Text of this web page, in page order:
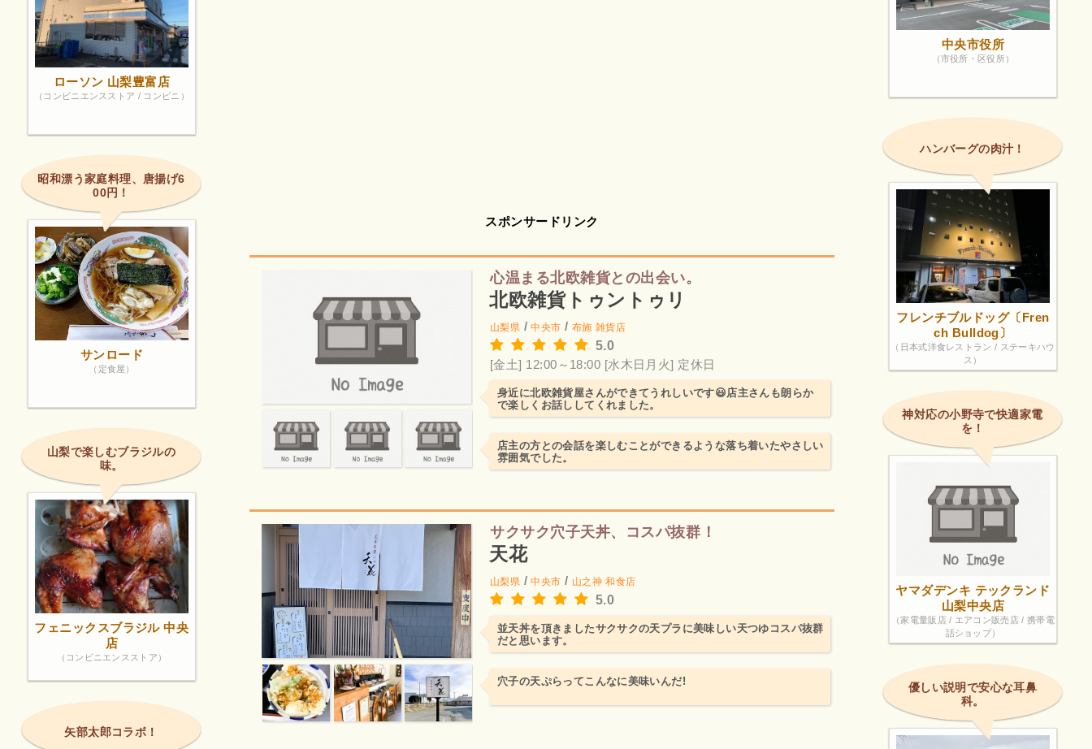
スポンサードリンク
心温まる北欧雑貨との出会い。
北欧雑貨トゥントゥリ
山梨県 /中央市 / 布施 雑貨店
5.0
[金土] 12:00～18:00 [水木日月火] 定休日
身近に北欧雑貨屋さんができてうれしいです😃店主さんも朗らか
で楽しくお話ししてくれました。
店主の方との会話を楽しむことができるような落ち着いたやさしい
雰囲気でした。
サクサク穴子天丼、コスパ抜群！
天花
山梨県 /中央市 / 山之神 和食店
5.0
並天丼を頂きましたサクサクの天プラに美味しい天つゆコスパ抜群
だと思います。
穴子の天ぷらってこんなに美味いんだ!
ローソン 山梨豊富店
（コンビニエンスストア / コンビニ）
昭和漂う家庭料理、唐揚げ6
00円！
サンロード
（定食屋）
山梨で楽しむブラジルの
味。
フェニックスブラジル 中央
店
（コンビニエンスストア）
矢部太郎コラボ！
中央市役所
（市役所・区役所）
ハンバーグの肉汁！
フレンチブルドッグ〔Fren
ch Bulldog〕
（日本式洋食レストラン / ステーキハウ
ス）
神対応の小野寺で快適家電
を！
ヤマダデンキ テックランド
山梨中央店
（家電量販店 / エアコン販売店 / 携帯電
話ショップ）
優しい説明で安心な耳鼻
科。